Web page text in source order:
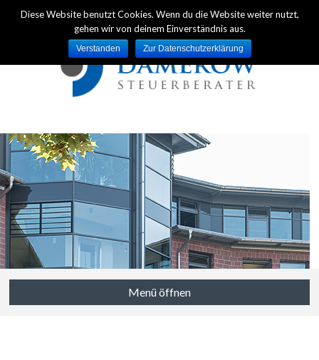
Menü öffnen
Diese Website benutzt Cookies. Wenn du die Website weiter nutzt,
gehen wir von deinem Einverständnis aus.
Verstanden Zur Datenschutzerklärung